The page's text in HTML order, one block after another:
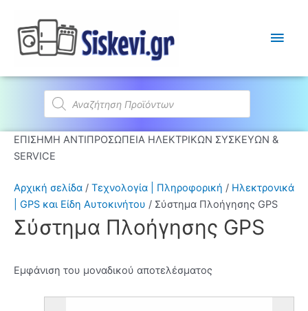
Products
search
Αρχική σελίδα / Τεχνολογία | Πληροφορική / Ηλεκτρονικά
| GPS και Είδη Αυτοκινήτου / Σύστημα Πλοήγησης GPS
Σύστημα Πλοήγησης GPS
Εμφάνιση του μοναδικού αποτελέσματος
ΕΠΙΣΗΜΗ ΑΝΤΙΠΡΟΣΩΠΕΙΑ ΗΛΕΚΤΡΙΚΩΝ ΣΥΣΚΕΥΩΝ &
SERVICE